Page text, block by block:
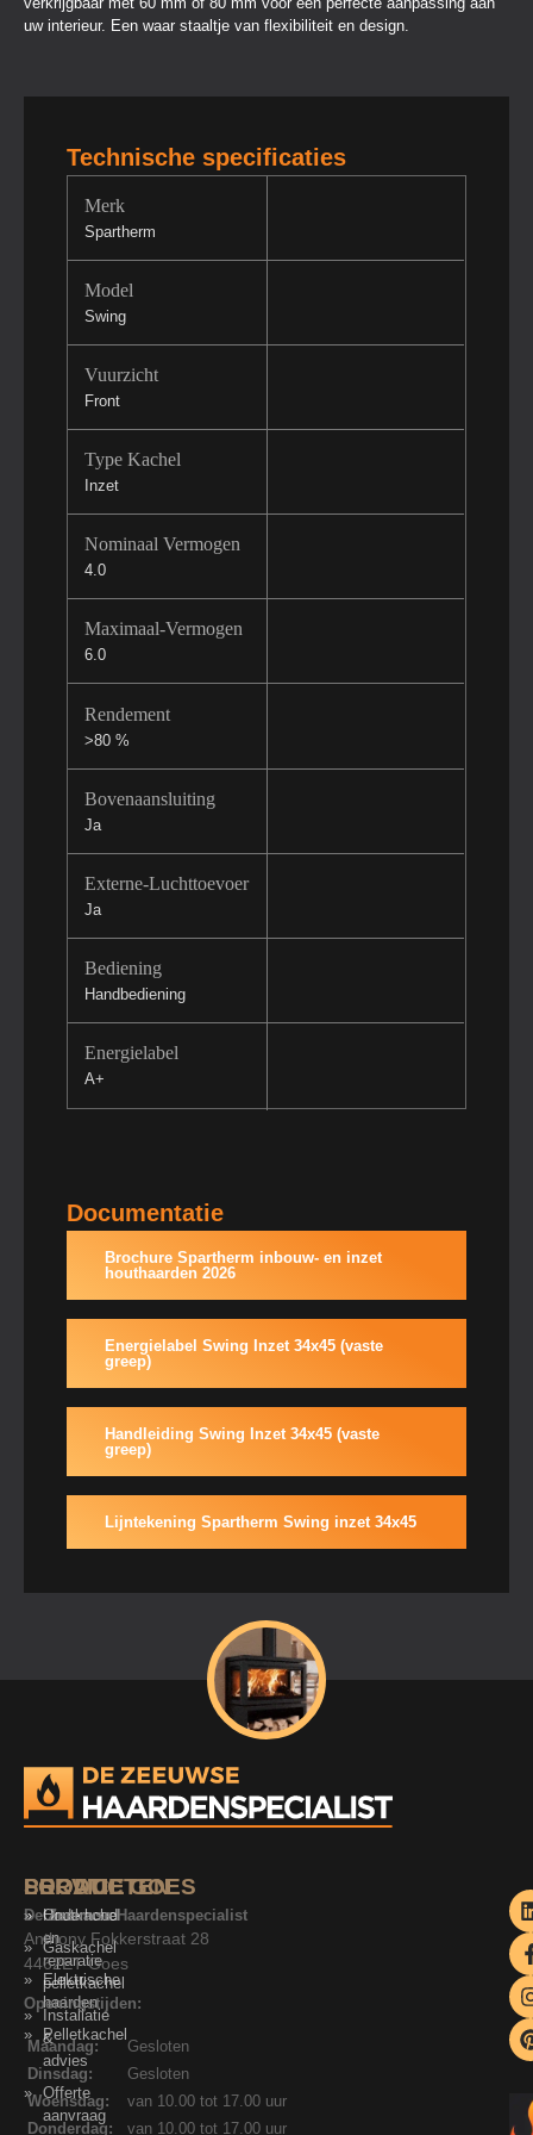
uw interieur. Een waar staaltje van flexibiliteit en design.
Technische specificaties
Merk
Spartherm
Model
Swing
Vuurzicht
Front
Type Kachel
Inzet
Nominaal Vermogen
4.0
Maximaal-Vermogen
6.0
Rendement
>80 %
Bovenaansluiting
Ja
Externe-Luchttoevoer
Ja
Bediening
Handbediening
Energielabel
A+
Documentatie
Brochure Spartherm inbouw- en inzet
houthaarden 2026
Energielabel Swing Inzet 34x45 (vaste
greep)
Handleiding Swing Inzet 34x45 (vaste
greep)
Lijntekening Spartherm Swing inzet 34x45
SERVICE
Onderhoud
en
reparatie
pelletkachel
Installatie
&
advies
Offerte
aanvraag
PRODUCTEN
Houtkachel
Gaskachel
Elektrische
haarden
Pelletkachel
LOCATIE GOES
De Zeeuwse Haardenspecialist
Anthony Fokkerstraat 28
4462ET Goes
Openingstijden:
Maandag:
Gesloten
Dinsdag:
Gesloten
Woensdag:
van 10.00 tot 17.00 uur
Donderdag:
van 10.00 tot 17.00 uur